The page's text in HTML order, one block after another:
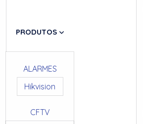
PRODUTOS
ALARMES
Hikvision
CFTV